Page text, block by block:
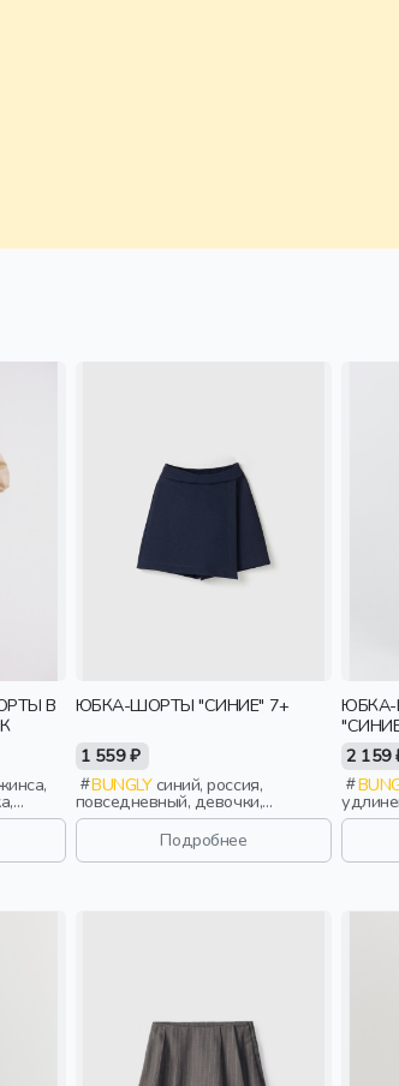
В
пояс,
ЮБКА-ШОРТЫ "СИНИЕ" 7+
1 559 ₽
BUNGLYсиний, россия,
повседневный, девочки,
школьники, подростки, дети
Подробнее
2 159